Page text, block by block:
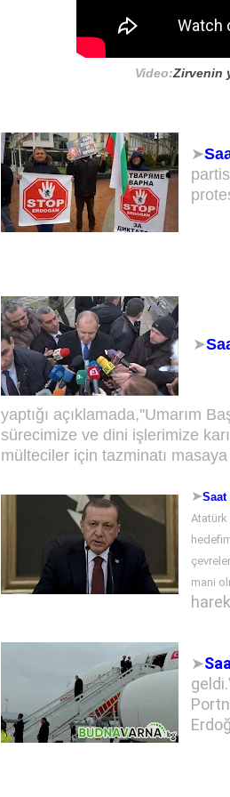
Video:Zirvenin
➤
➤
yaptığı açıklamada,''Umarım
sürecimize ve dini işlerimize
mülteciler için tazminatı masaya
➤Saat
Atatürk
mani
➤